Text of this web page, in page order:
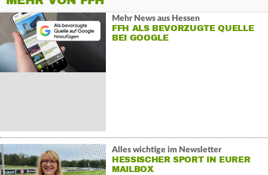
Mehr News aus Hessen
FFH ALS BEVORZUGTE QUELLE
BEI GOOGLE
Alles wichtige im Newsletter
HESSISCHER SPORT IN EURER
MAILBOX